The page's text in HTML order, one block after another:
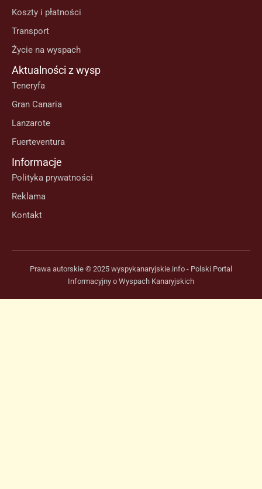
Koszty i płatności
Transport
Życie na wyspach
Aktualności z wysp
Teneryfa
Gran Canaria
Lanzarote
Fuerteventura
Informacje
Polityka prywatności
Reklama
Kontakt
Prawa autorskie © 2025 wyspykanaryjskie.info - Polski Portal
Informacyjny o Wyspach Kanaryjskich